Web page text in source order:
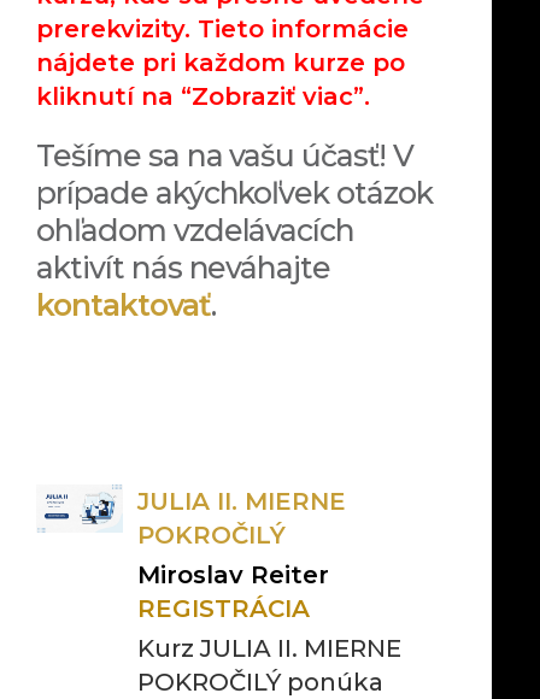
prerekvizity. Tieto informácie
nájdete pri každom kurze po
kliknutí na “Zobraziť viac”.
Tešíme sa na vašu účasť! V
prípade akýchkoľvek otázok
ohľadom vzdelávacích
aktivít nás neváhajte
kontaktovať.
JULIA II. MIERNE
POKROČILÝ
Miroslav Reiter
REGISTRÁCIA
Kurz JULIA II. MIERNE
POKROČILÝ ponúka